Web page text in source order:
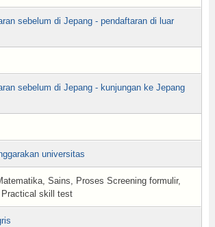
sebelum di Jepang - pendaftaran di luar
sebelum di Jepang - kunjungan ke Jepang
universitas
Sains, Proses Screening formulir,
Practical skill test